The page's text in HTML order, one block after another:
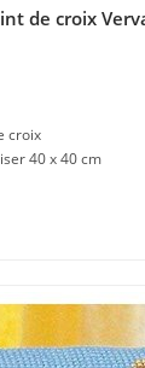
de croix
croix
40 x 40 cm